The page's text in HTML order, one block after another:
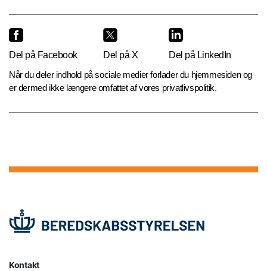
Del på Facebook Del på X
Del på LinkedIn
Når du deler indhold på sociale medier forlader du hjemmesiden og
er dermed ikke længere omfattet af vores privatlivspolitik.
Kontakt